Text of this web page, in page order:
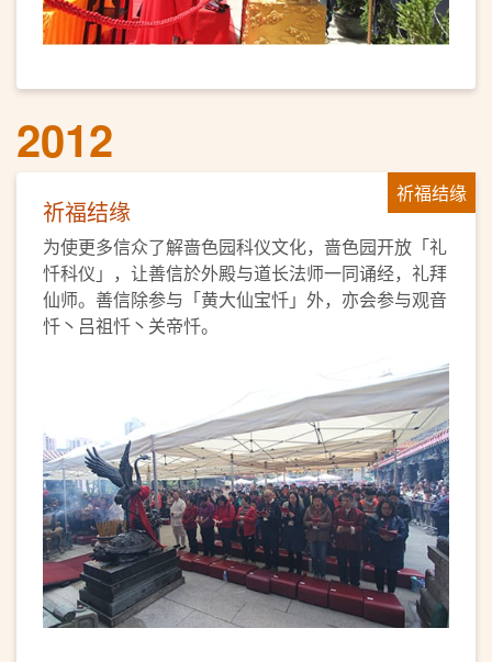
2012
祈福结缘
祈福结缘
为使更多信众了解啬色园科仪文化，啬色园开放「礼
忏科仪」，让善信於外殿与道长法师一同诵经，礼拜
仙师。善信除参与「黄大仙宝忏」外，亦会参与观音
忏丶吕祖忏丶关帝忏。